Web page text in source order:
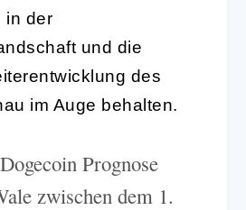
in der
und die
des
im Auge behalten.
Prognose
zwischen dem 1.